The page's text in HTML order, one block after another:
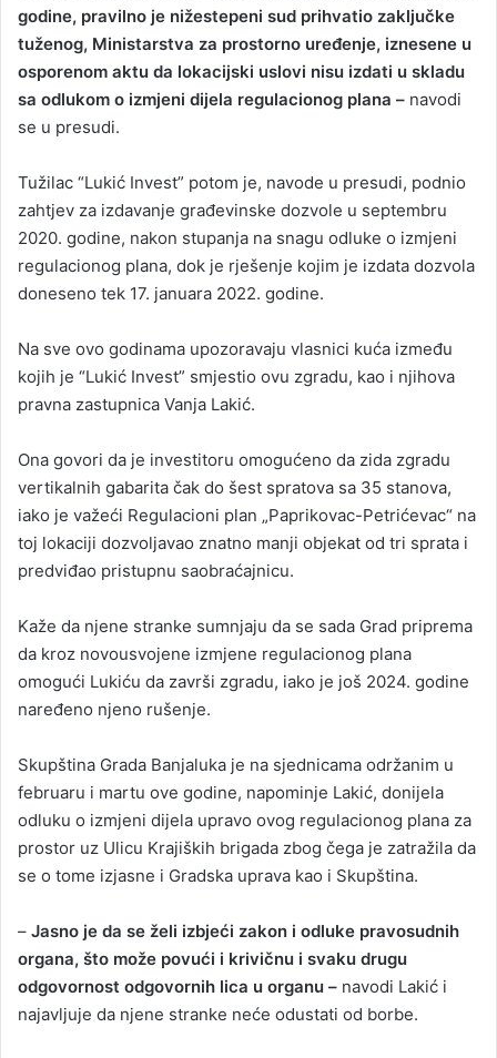
godine, pravilno je nižestepeni sud prihvatio zaključke
tuženog, Ministarstva za prostorno uređenje, iznesene u
osporenom aktu da lokacijski uslovi nisu izdati u skladu
sa odlukom o izmjeni dijela regulacionog plana – navodi
se u presudi.
Tužilac “Lukić Invest” potom je, navode u presudi, podnio
zahtjev za izdavanje građevinske dozvole u septembru
2020. godine, nakon stupanja na snagu odluke o izmjeni
regulacionog plana, dok je rješenje kojim je izdata dozvola
doneseno tek 17. januara 2022. godine.
Na sve ovo godinama upozoravaju vlasnici kuća između
kojih je “Lukić Invest” smjestio ovu zgradu, kao i njihova
pravna zastupnica Vanja Lakić.
Ona govori da je investitoru omogućeno da zida zgradu
vertikalnih gabarita čak do šest spratova sa 35 stanova,
iako je važeći Regulacioni plan „Paprikovac-Petrićevac“ na
toj lokaciji dozvoljavao znatno manji objekat od tri sprata i
predviđao pristupnu saobraćajnicu.
Kaže da njene stranke sumnjaju da se sada Grad priprema
da kroz novousvojene izmjene regulacionog plana
omogući Lukiću da završi zgradu, iako je još 2024. godine
naređeno njeno rušenje.
Skupština Grada Banjaluka je na sjednicama održanim u
februaru i martu ove godine, napominje Lakić, donijela
odluku o izmjeni dijela upravo ovog regulacionog plana za
prostor uz Ulicu Krajiških brigada zbog čega je zatražila da
se o tome izjasne i Gradska uprava kao i Skupština.
– Jasno je da se želi izbjeći zakon i odluke pravosudnih
organa, što može povući i krivičnu i svaku drugu
odgovornost odgovornih lica u organu – navodi Lakić i
najavljuje da njene stranke neće odustati od borbe.